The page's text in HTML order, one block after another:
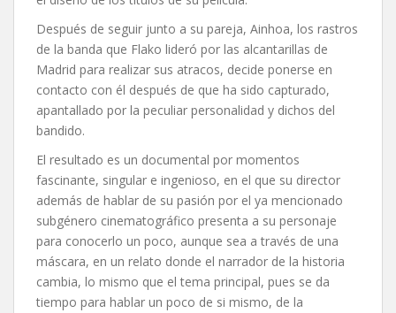
Después de seguir junto a su pareja, Ainhoa, los rastros
de la banda que Flako lideró por las alcantarillas de
Madrid para realizar sus atracos, decide ponerse en
contacto con él después de que ha sido capturado,
apantallado por la peculiar personalidad y dichos del
bandido.
El resultado es un documental por momentos
fascinante, singular e ingenioso, en el que su director
además de hablar de su pasión por el ya mencionado
subgénero cinematográfico presenta a su personaje
para conocerlo un poco, aunque sea a través de una
máscara, en un relato donde el narrador de la historia
cambia, lo mismo que el tema principal, pues se da
tiempo para hablar un poco de si mismo, de la